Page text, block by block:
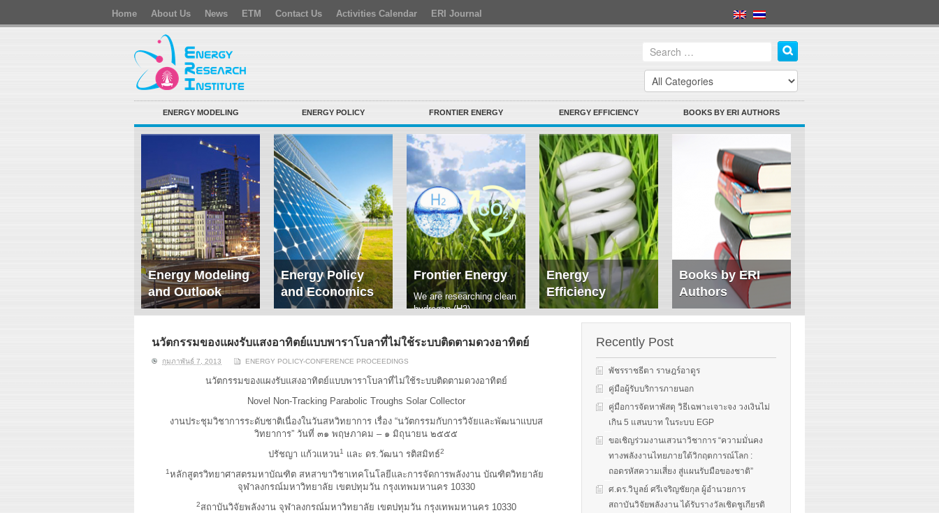
Home About Us News ETM Contact Us Activities Calendar ERI Journal
ENERGY MODELING ENERGY POLICY FRONTIER ENERGY ENERGY EFFICIENCY BOOKS BY ERI AUTHORS
Energy Modeling
and Outlook
ERI conducts rigorous
energy supply and
energy-consuming
sectors. Our analyses
Read More
Energy Policy
and Economics
We focus on solar
innovation, solar PV
policy. Two patent-
pending, non-tracking
Read More
Frontier Energy
We are researching clean
hydrogen (H2)
technology for low carbon
energy. We have also
Read More
Energy
Efficiency
We evaluate the
performance of energy-
efficient equipment and
programs and give advice
to governments on
Read More
Books by ERI
Authors
Sorry, this entry is only
available in English.
นวัตกรรมของแผงรับแสงอาทิตย์แบบพาราโบลาที่ไม่ใช้ระบบติดตามดวงอาทิตย์
กุมภาพันธ์ 7, 2013 ENERGY POLICY-CONFERENCE PROCEEDINGS
นวัตกรรมของแผงรับแสงอาทิตย์แบบพาราโบลาที่ไม่ใช้ระบบติดตามดวงอาทิตย์
Novel Non-Tracking Parabolic Troughs Solar Collector
งานประชุมวิชาการระดับชาติเนื่องในวันสหวิทยาการ เรื่อง “นวัตกรรมกับการวิจัยและพัฒนาแบบส
วิทยาการ” วันที่ ๓๑ พฤษภาคม – ๑ มิถุนายน ๒๕๕๕
ปรัชญา แก้วแหวน1 และ ดร.วัฒนา รติสมิทธ์2
1หลักสูตรวิทยาศาสตรมหาบัณฑิต สหสาขาวิชาเทคโนโลยีและการจัดการพลังงาน บัณฑิตวิทยาลัย
จุฬาลงกรณ์มหาวิทยาลัย เขตปทุมวัน กรุงเทพมหานคร 10330
2สถาบันวิจัยพลังงาน จุฬาลงกรณ์มหาวิทยาลัย เขตปทุมวัน กรุงเทพมหานคร 10330
Recently Post
พัชรราชธีตา ราษฎร์อาดูร
คู่มือผู้รับบริการภายนอก
คู่มือการจัดหาพัสดุ วิธีเฉพาะเจาะจง วงเงินไม่
เกิน 5 แสนบาท ในระบบ EGP
ขอเชิญร่วมงานเสวนาวิชาการ “ความมั่นคง
ทางพลังงานไทยภายใต้วิกฤตการณ์โลก :
ถอดรหัสความเสี่ยง สู่แผนรับมือของชาติ”
ศ.ดร.วิบูลย์ ศรีเจริญชัยกุล ผู้อำนวยการ
สถาบันวิจัยพลังงาน ได้รับรางวัลเชิดชูเกียรติ